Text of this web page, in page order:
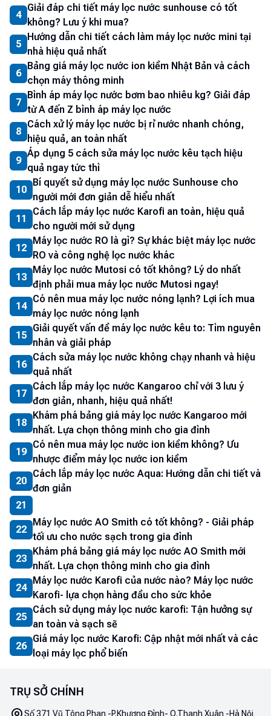
4
Giải đáp chi tiết máy lọc nước sunhouse có tốt
không? Lưu ý khi mua?
5
Hướng dẫn chi tiết cách làm máy lọc nước mini tại
nhà hiệu quả nhất
6
Bảng giá máy lọc nước ion kiềm Nhật Bản và cách
chọn máy thông minh
7
Bình áp máy lọc nước bơm bao nhiêu kg? Giải đáp
từ A đến Z bình áp máy lọc nước
8
Cách xử lý máy lọc nước bị rỉ nước nhanh chóng,
hiệu quả, an toàn nhất
9
Áp dụng 5 cách sửa máy lọc nước kêu tạch hiệu
quả ngay tức thì
10
Bí quyết sử dụng máy lọc nước Sunhouse cho
người mới đơn giản dễ hiểu nhất
11
Cách lắp máy lọc nước Karofi an toàn, hiệu quả
cho người mới sử dụng
12
Máy lọc nước RO là gì? Sự khác biệt máy lọc nước
RO và công nghệ lọc nước khác
13
Máy lọc nước Mutosi có tốt không? Lý do nhất
định phải mua máy lọc nước Mutosi ngay!
14
Có nên mua máy lọc nước nóng lạnh? Lợi ích mua
máy lọc nước nóng lạnh
15
Giải quyết vấn đề máy lọc nước kêu to: Tìm nguyên
nhân và giải pháp
16
Cách sửa máy lọc nước không chạy nhanh và hiệu
quả nhất
17
Cách lắp máy lọc nước Kangaroo chỉ với 3 lưu ý
đơn giản, nhanh, hiệu quả nhất!
18
Khám phá bảng giá máy lọc nước Kangaroo mới
nhất. Lựa chọn thông minh cho gia đình
19
Có nên mua máy lọc nước ion kiềm không? Ưu
nhược điểm máy lọc nước ion kiềm
20
Cách lắp máy lọc nước Aqua: Hướng dẫn chi tiết và
đơn giản
21
22
Máy lọc nước AO Smith có tốt không? - Giải pháp
tối ưu cho nước sạch trong gia đình
23
Khám phá bảng giá máy lọc nước AO Smith mới
nhất. Lựa chọn thông minh cho gia đình
24
Máy lọc nước Karofi của nước nào? Máy lọc nước
Karofi- lựa chọn hàng đầu cho sức khỏe
25
Cách sử dụng máy lọc nước karofi: Tận hưởng sự
an toàn và sạch sẽ
26
Giá máy lọc nước Karofi: Cập nhật mới nhất và các
loại máy lọc phổ biến
TRỤ SỞ CHÍNH
Số 371 Vũ Tông Phan -P.Khương Đình- Q.Thanh Xuân -Hà Nội